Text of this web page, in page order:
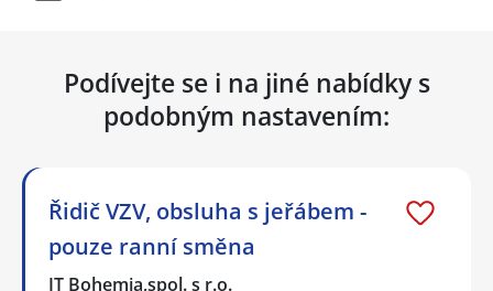
Podívejte se i na jiné nabídky s
podobným nastavením:
Řidič VZV, obsluha s jeřábem -
pouze ranní směna
IT Bohemia,spol. s r.o.